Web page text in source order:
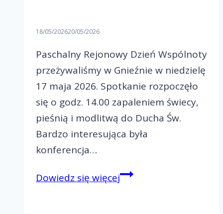
18/05/202620/05/2026
Paschalny Rejonowy Dzień Wspólnoty
przeżywaliśmy w Gnieźnie w niedzielę
17 maja 2026. Spotkanie rozpoczęło
się o godz. 14.00 zapaleniem świecy,
pieśnią i modlitwą do Ducha Św.
Bardzo interesująca była
konferencja…
Dowiedz się więcejPaschalny